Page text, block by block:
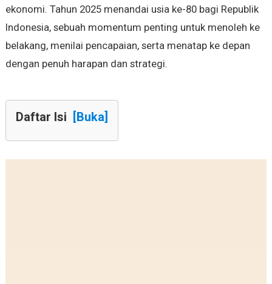
ekonomi. Tahun 2025 menandai usia ke-80 bagi Republik
Indonesia, sebuah momentum penting untuk menoleh ke
belakang, menilai pencapaian, serta menatap ke depan
dengan penuh harapan dan strategi.
Daftar Isi [Buka]